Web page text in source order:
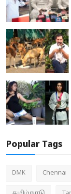
Popular Tags
DMK Chennai